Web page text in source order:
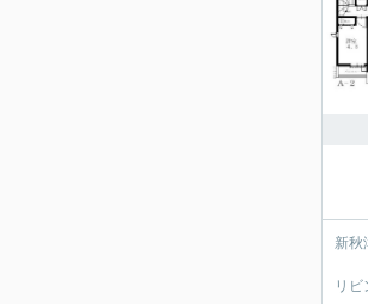
新秋
リ